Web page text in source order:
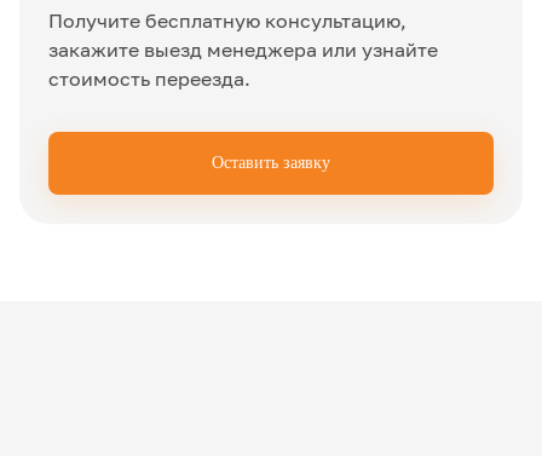
Получите бесплатную консультацию,
закажите выезд менеджера или узнайте
стоимость переезда.
Оставить заявку